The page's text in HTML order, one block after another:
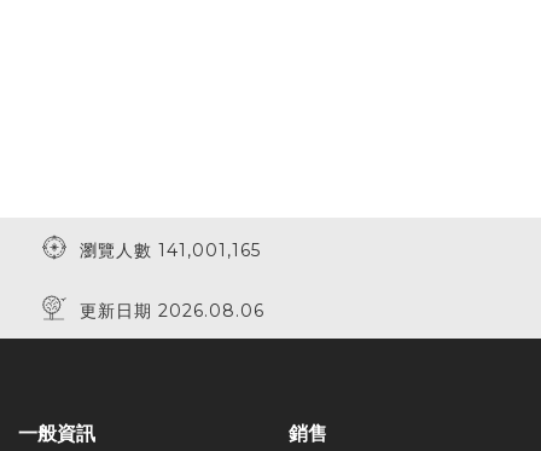
瀏覽人數 141,001,165
更新日期 2026.08.06
一般資訊 銷售